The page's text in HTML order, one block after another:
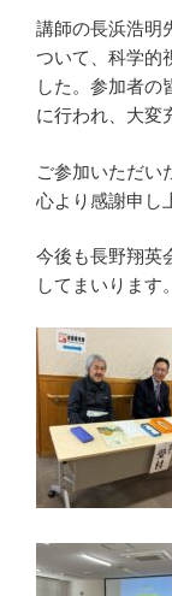
講師の長浜浩明
ついて、科学的
した。参加者の
に行われ、大変
ご参加いただい
心より感謝申し
今後も長野翔英
してまいります。